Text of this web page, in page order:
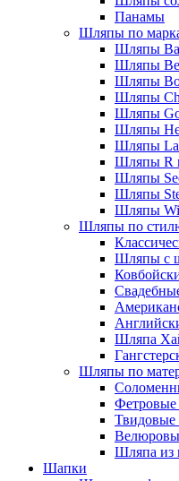
Панамы
Шляпы по
Шляпы
Шляпы
Шляпы
Шляпы
Шляпы
Шляпы
Шляпы
Шляпы R
Шляпы
Шляпы
Шляпы
Шляпы по
Шляпы с
Шляпа
Шляпы по
Шляпа из
Шапки